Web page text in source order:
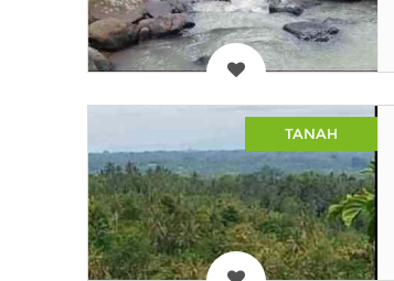
TANAH